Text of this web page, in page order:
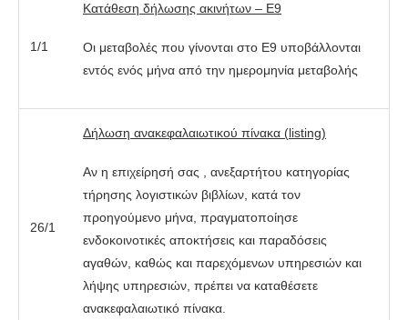
1/1
Κατάθεση δήλωσης ακινήτων – Ε9
Οι μεταβολές που γίνονται στο Ε9 υποβάλλονται
εντός ενός μήνα από την ημερομηνία μεταβολής
26/1
Δήλωση ανακεφαλαιωτικού πίνακα (listing)
Αν η επιχείρησή σας , ανεξαρτήτου κατηγορίας
τήρησης λογιστικών βιβλίων, κατά τον
προηγούμενο μήνα, πραγματοποίησε
ενδοκοινοτικές αποκτήσεις και παραδόσεις
αγαθών, καθώς και παρεχόμενων υπηρεσιών και
λήψης υπηρεσιών, πρέπει να καταθέσετε
ανακεφαλαιωτικό πίνακα.